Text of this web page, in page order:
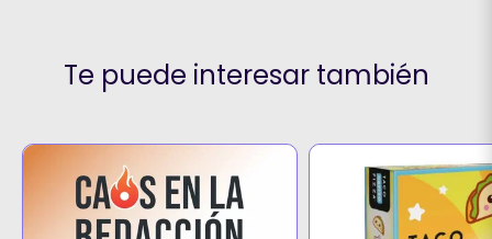
Te puede interesar también